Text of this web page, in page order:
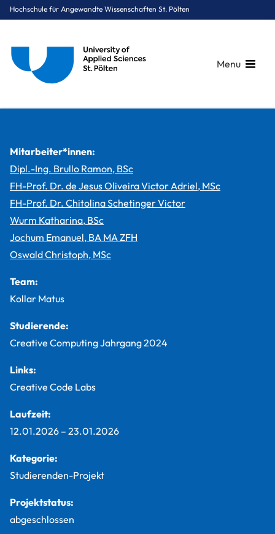
Hochschule für Angewandte Wissenschaften St. Pölten
Menu
Mitarbeiter*innen:
Dipl.-Ing. Brullo Ramon, BSc
FH-Prof. Dr. de Jesus Oliveira Victor Adriel, MSc
FH-Prof. Dr. Chitolina Schetinger Victor
Wurm Katharina, BSc
Jochum Emanuel, BA MA ZFH
Oswald Christoph, MSc
Team:
Kollar Matus
Studierende:
Creative Computing Jahrgang 2024
Links:
Creative Code Labs
Laufzeit:
12.01.2026 – 23.01.2026
Kategorie:
Studierenden-Projekt
Projektstatus:
abgeschlossen